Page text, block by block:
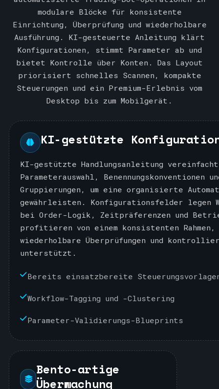
modulare Blöcke für konsistente
Einrichtung, Überprüfung und wiederholbare
Ausführung. KI-gesteuerte Anleitung klärt
Konfigurationen, stimmt Parameter ab und
bietet Kontrolle über Konten. Das Layout
priorisiert schnelles Scannen, kompakte
Steuerungen und ein Premium-Erlebnis vom
Desktop bis zum Mobilgerät.
KI-gestützte
KI-gestützte Handlungsanleitung
Parameterauswahl, Benennungskonventionen
Gruppierungen, um eine organisierte
gewährleisten. Konfigurationsfelder legen
bei Order-Logik, Zeitpräferenzen und
profitieren von einem konsistenten Rahmen,
wiederholbare Überprüfungen und
unterstützt.
Bereits einsatzbereite
Workflow-Tagging und -Clustering
Parameter-Validierungs-Blueprints
Bento-artige
Überwachung